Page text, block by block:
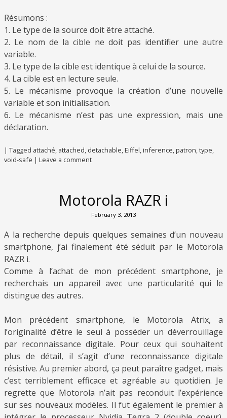
Résumons :
1. Le type de la source doit être attaché.
2. Le nom de la cible ne doit pas identifier une autre
variable.
3. Le type de la cible est identique à celui de la source.
4. La cible est en lecture seule.
5. Le mécanisme provoque la création d’une nouvelle
variable et son initialisation.
6. Le mécanisme n’est pas une expression, mais une
déclaration.
| Tagged attaché, attached, detachable,Eiffel,inference,patron,type,
void-safe | Leave a comment
Motorola RAZR i
February 3, 2013
A la recherche depuis quelques semaines d’un nouveau
smartphone, j’ai finalement été séduit par le Motorola
RAZR i.
Comme à l’achat de mon précédent smartphone, je
recherchais un appareil avec une particularité qui le
distingue des autres.
Mon précédent smartphone, le Motorola Atrix, a
l’originalité d’être le seul à posséder un déverrouillage
par reconnaissance digitale. Pour ceux qui souhaitent
plus de détail, il s’agit d’une reconnaissance digitale
résistive. Au premier abord, ça peut paraître gadget, mais
c’est terriblement efficace et agréable au quotidien. Je
regrette que Motorola n’ait pas reconduit l’expérience
sur ses nouveaux modèles. Il fut également le premier à